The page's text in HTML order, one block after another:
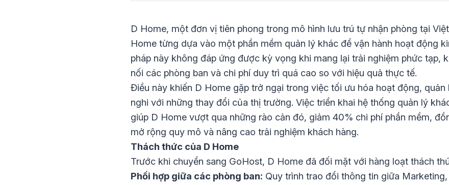
D Home, một đơn vị tiên phong trong mô hình lưu trú tự nhận phòng tại
Home từng dựa vào một phần mềm quản lý khác để vận hành hoạt động
pháp này không đáp ứng được kỳ vọng khi mang lại trải nghiệm phức tạp,
nối các phòng ban và chi phí duy trì quá cao so với hiệu quả thực tế.
Điều này khiến D Home gặp trở ngại trong việc tối ưu hóa hoạt động, quản
nghi với những thay đổi của thị trường. Việc triển khai hệ thống quản lý
giúp D Home vượt qua những rào cản đó, giảm 40% chi phí phần mềm,
mở rộng quy mô và nâng cao trải nghiệm khách hàng.
Thách thức của D Home
Trước khi chuyển sang GoHost, D Home đã đối mặt với hàng loạt thách
Phối hợp giữa các phòng ban: Quy trình trao đổi thông tin giữa